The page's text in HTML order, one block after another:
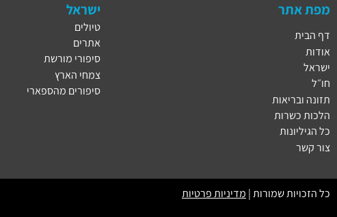
מפת אתר
דף הבית
אודות
ישראל
חו״ל
תזונה ובריאות
הלכות כשרות
כל הגיליונות
צור קשר
ישראל
טיולים
אתרים
סיפורי מורשת
צמחי הארץ
סיפורים מהספארי
כל הזכויות שמורות | מדיניות פרטיות